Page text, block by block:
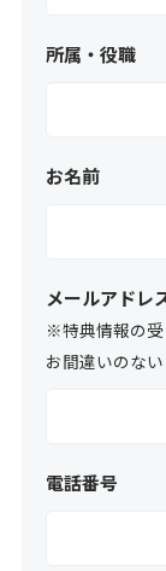
所属・役職
お名前
メールアドレ
※特典情報の受
お間違いのな
電話番号